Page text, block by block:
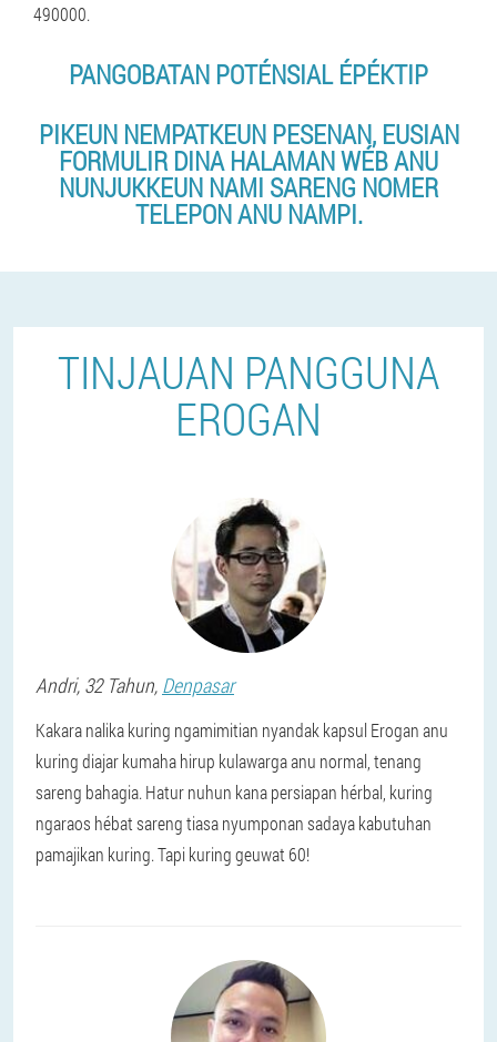
490000.
PANGOBATAN POTÉNSIAL ÉPÉKTIP
PIKEUN NEMPATKEUN PESENAN, EUSIAN
FORMULIR DINA HALAMAN WÉB ANU
NUNJUKKEUN NAMI SARENG NOMER
TELEPON ANU NAMPI.
TINJAUAN PANGGUNA
EROGAN
Andri, 32 Tahun, Denpasar
Kakara nalika kuring ngamimitian nyandak kapsul Erogan anu
kuring diajar kumaha hirup kulawarga anu normal, tenang
sareng bahagia. Hatur nuhun kana persiapan hérbal, kuring
ngaraos hébat sareng tiasa nyumponan sadaya kabutuhan
pamajikan kuring. Tapi kuring geuwat 60!